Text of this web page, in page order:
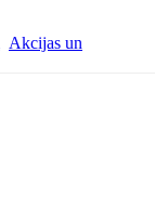
Akcijas un